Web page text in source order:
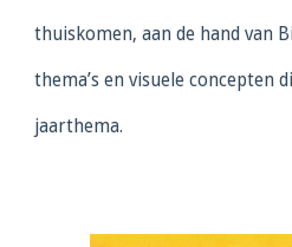
thuiskomen, aan de hand van
thema’s en visuele concepten
jaarthema.